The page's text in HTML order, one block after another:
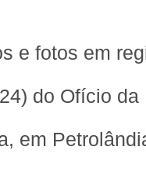
e fotos em
do Ofício
em